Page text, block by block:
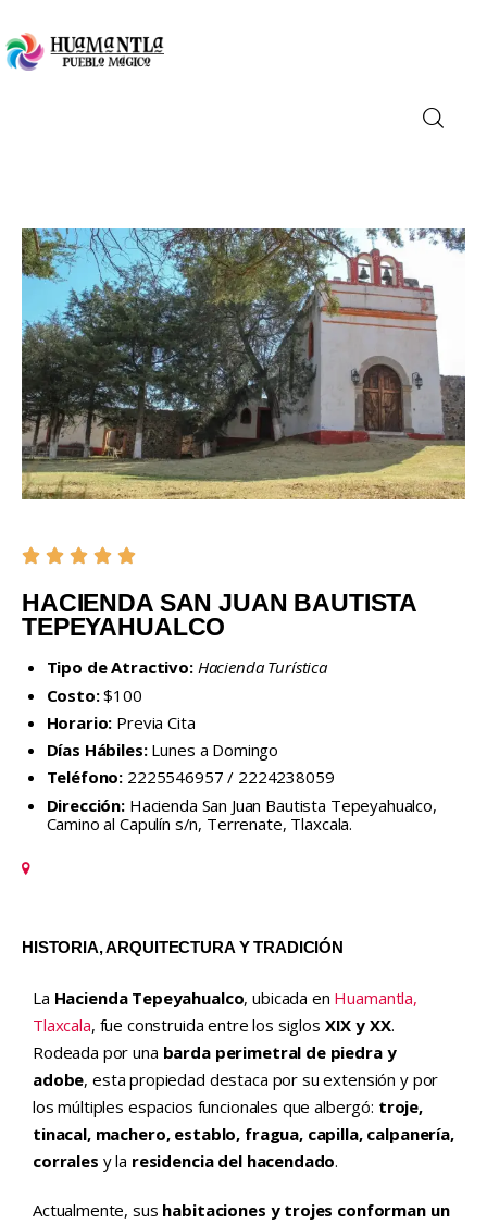
Conoce
Disfruta
HACIENDA SAN JUAN BAUTISTA
TEPEYAHUALCO
Tipo de Atractivo: Hacienda Turística
Costo:$100
Horario: Previa Cita
Días Hábiles: Lunes a Domingo
Teléfono: 2225546957 / 2224238059
Dirección: Hacienda San Juan Bautista Tepeyahualco,
Camino al Capulín s/n, Terrenate, Tlaxcala.
HISTORIA, ARQUITECTURA Y TRADICIÓN
La Hacienda Tepeyahualco, ubicada en Huamantla,
Tlaxcala, fue construida entre los siglos XIX y XX.
Rodeada por una barda perimetral de piedra y
adobe, esta propiedad destaca por su extensión y por
los múltiples espacios funcionales que albergó: troje,
tinacal, machero, establo, fragua, capilla, calpanería,
corrales y la residencia del hacendado.
Actualmente, sus habitaciones y trojes conforman un